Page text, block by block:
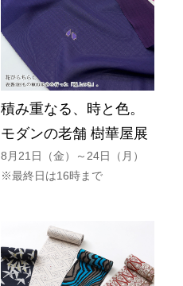
積み重なる、時と色。
モダンの老舗 樹華屋展
8月21日（金）～24日（月）
※最終日は16時まで